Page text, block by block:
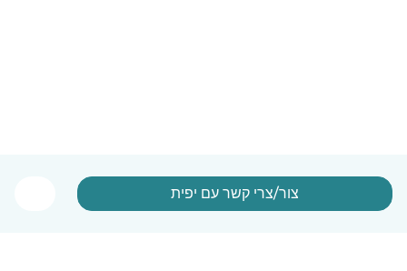
צור/צרי קשר עם יפית